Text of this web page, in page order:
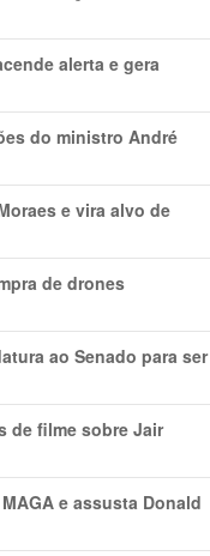
alerta e gera
do ministro André
e vira alvo de
de drones
ao Senado para ser
de filme sobre Jair
e assusta Donald